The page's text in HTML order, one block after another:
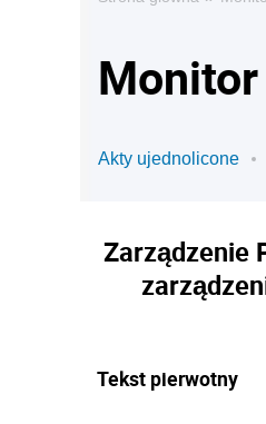
Akty ujednolicone
Zarządzenie
Tekst pierwotny